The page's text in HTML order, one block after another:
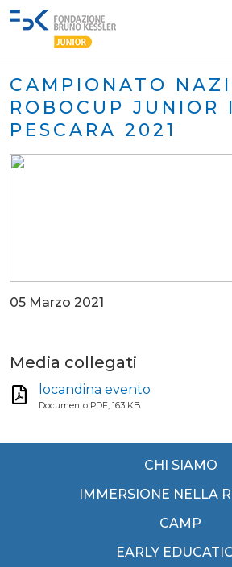
CAMPIONATO
ROBOCUP JUNIOR
PESCARA 2021
05 Marzo 2021
Media collegati
locandina evento
Documento PDF, 163 KB
CHI SIAMO
IMMERSIONE NELLA
CAMP
EARLY